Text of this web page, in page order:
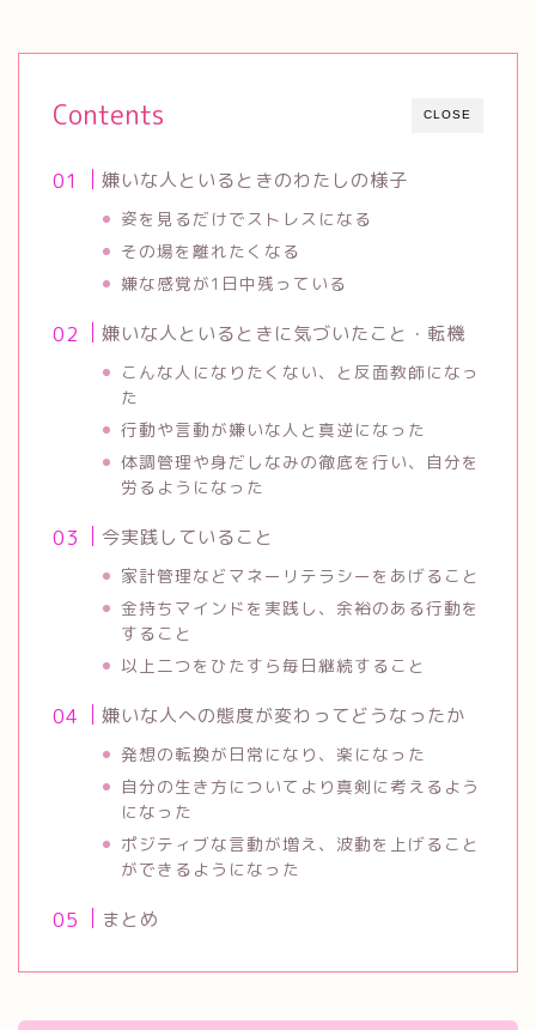
CLOSE
Contents
嫌いな人といるときのわたしの様子
姿を見るだけでストレスになる
その場を離れたくなる
嫌な感覚が1日中残っている
嫌いな人といるときに気づいたこと・転機
こんな人になりたくない、と反面教師になっ
た
行動や言動が嫌いな人と真逆になった
体調管理や身だしなみの徹底を行い、自分を
労るようになった
今実践していること
家計管理などマネーリテラシーをあげること
金持ちマインドを実践し、余裕のある行動を
すること
以上二つをひたすら毎日継続すること
嫌いな人への態度が変わってどうなったか
発想の転換が日常になり、楽になった
自分の生き方についてより真剣に考えるよう
になった
ポジティブな言動が増え、波動を上げること
ができるようになった
まとめ